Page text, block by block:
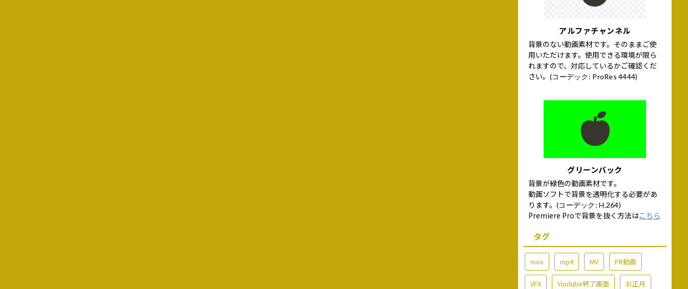
アルファチャンネル
背景のない動画素材です。そのままご使
用いただけます。使用できる環境が限ら
れますので、対応しているかご確認くだ
さい。 (コーデック: ProRes 4444)
グリーンバック
背景が緑色の動画素材です。
動画ソフトで背景を透明化する必要があ
ります。 (コーデック: H.264)
Premiere Proで背景を抜く方法はこちら
タグ
mov mp4 MV PR動画
VFX Youtube終了画面 お正月